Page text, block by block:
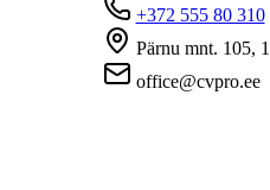
+372 555 80 310
Pärnu mnt. 105,
office@cvpro.ee